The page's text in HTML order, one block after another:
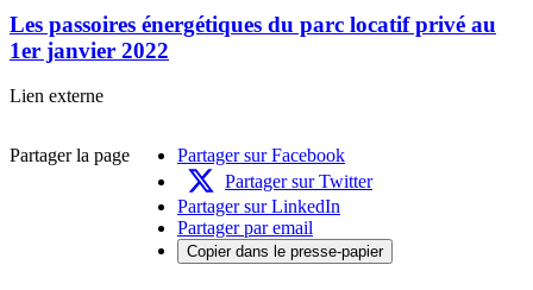
Les passoires énergétiques du parc locatif privé au
1er janvier 2022
Les
du
Lien externe
Partager la page
Partager sur Facebook
Partager sur Twitter
Partager sur LinkedIn
Partager par email
Copier dans le presse-papier